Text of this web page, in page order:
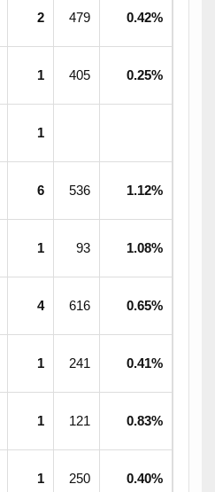
2 479 0.42%
1 405 0.25%
1
6 536 1.12%
1 93 1.08%
4 616 0.65%
1 241 0.41%
1 121 0.83%
1 250 0.40%